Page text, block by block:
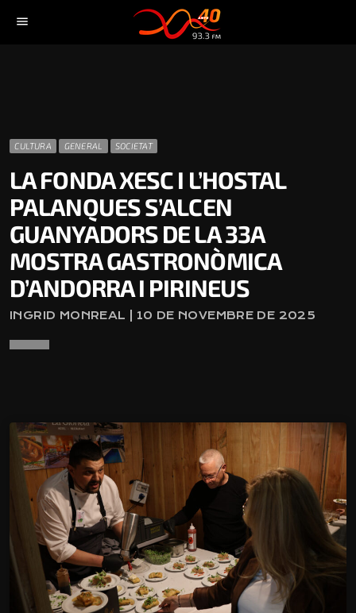
menu
CULTURA GENERAL SOCIETAT
LA FONDA XESC I L’HOSTAL
PALANQUES S’ALCEN
GUANYADORS DE LA 33A
MOSTRA GASTRONÒMICA
D’ANDORRA I PIRINEUS
INGRID MONREAL | 10 DE NOVEMBRE DE 2025